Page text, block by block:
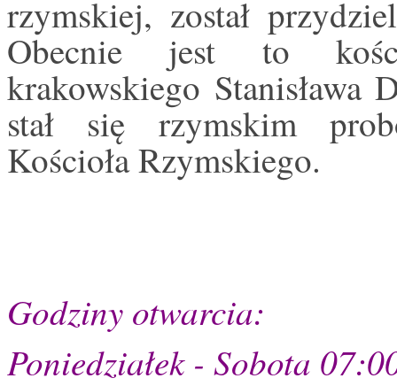
rzymskiej, został
Obecnie jest to
krakowskiego Stanisława
stał się rzymskim
Kościoła Rzymskiego.
Godziny otwarcia:
Poniedziałek - Sobota